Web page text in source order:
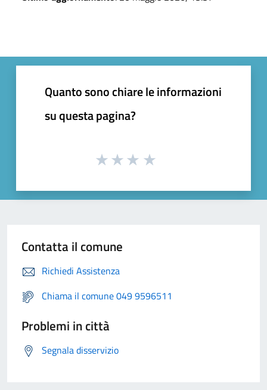
Quanto sono chiare le informazioni
su questa pagina?
Contatta il comune
Richiedi Assistenza
Chiama il comune 049 9596511
Problemi in città
Segnala disservizio